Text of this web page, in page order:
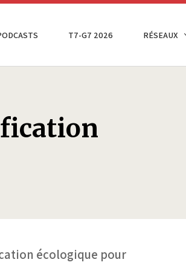
T7-G7 2026 RÉSEAUX
écologique pour